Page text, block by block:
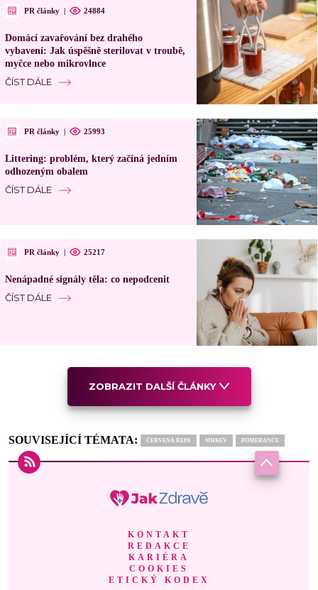
PR články | 24884
Domácí zavařování bez drahého
vybavení: Jak úspěšně sterilovat v troubě,
myčce nebo mikrovlnce
ČÍST DÁLE
PR články | 25993
Littering: problém, který začíná jedním
odhozeným obalem
ČÍST DÁLE
PR články | 25217
Nenápadné signály těla: co nepodcenit
ČÍST DÁLE
ZOBRAZIT DALŠÍ ČLÁNKY
SOUVISEJÍCÍ TÉMATA: ČERVENÁ ŘEPA MRKEV POMERANČE
KONTAKT
REDAKCE
KARIÉRA
COOKIES
ETICKÝ KODEX